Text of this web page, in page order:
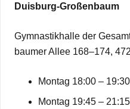
Duis­­burg-Gro­­ßen­­baum
Gym­nas­tik­halle der
bau­mer Allee 168–174,
Mon­tag 18:00 –
Mon­tag 19:45 –